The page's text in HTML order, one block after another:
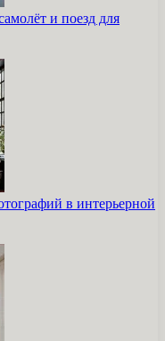
и поезд для
в интерьерной